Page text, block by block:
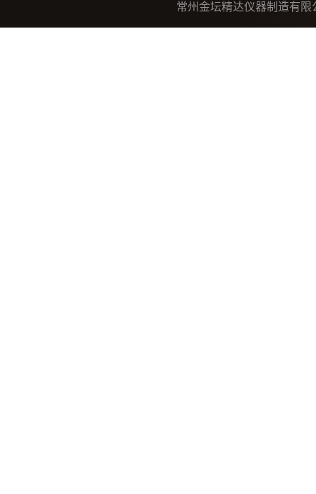
常州金坛精达仪器制造